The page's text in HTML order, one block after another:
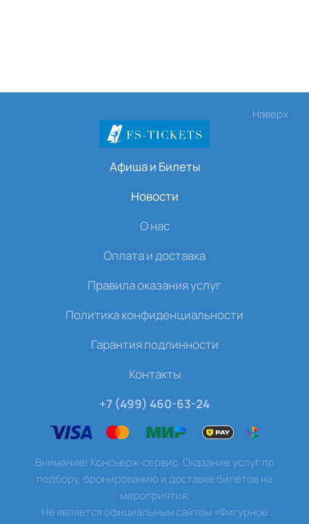
Наверх
Афиша и Билеты
Новости
О нас
Оплата и доставка
Правила оказания услуг
Политика конфиденциальности
Гарантия подлинности
Контакты
+7 (499) 460-63-24
Внимание! Консьерж-сервис. Оказание услуг по
подбору, бронированию и доставке билетов на
мероприятия.
Не является официальным сайтом «Фигурное